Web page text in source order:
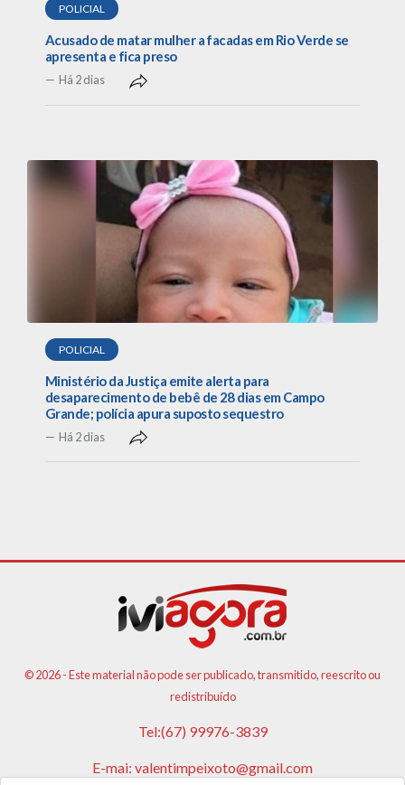
POLICIAL
Acusado de matar mulher a facadas em Rio Verde se
apresenta e fica preso
Há 2 dias
POLICIAL
Ministério da Justiça emite alerta para
desaparecimento de bebê de 28 dias em Campo
Grande; polícia apura suposto sequestro
Há 2 dias
© 2026 - Este material não pode ser publicado, transmitido, reescrito ou
redistribuído
Tel:(67) 99976-3839
E-mai: valentimpeixoto@gmail.com